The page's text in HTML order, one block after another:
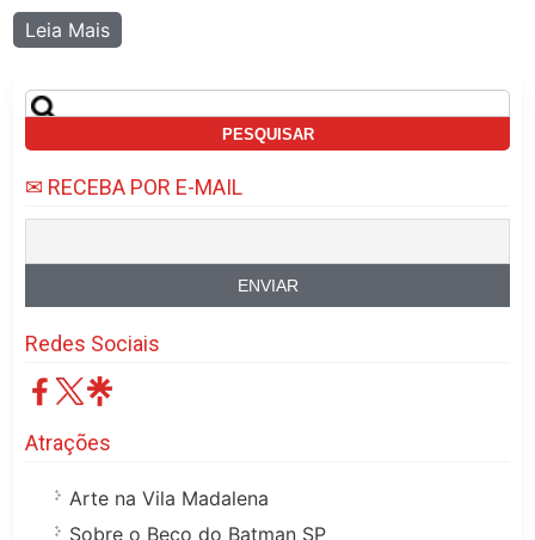
Leia Mais
Pesquisar
por:
✉ RECEBA POR E-MAIL
Redes Sociais
Atrações
Arte na Vila Madalena
Sobre o Beco do Batman SP